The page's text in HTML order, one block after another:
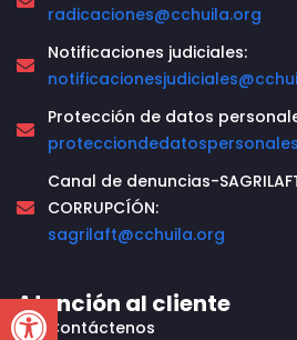
Open toolbar
radicaciones@cchuila.org
Notificaciones judiciales:
Protección de datos
Canal de denuncias-SAGRILAFT
CORRUPCÍÓN:
sagrilaft@cchuila.org
Atención al cliente
Contáctenos